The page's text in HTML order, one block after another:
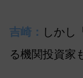
吉崎： しかし
る機関投資家